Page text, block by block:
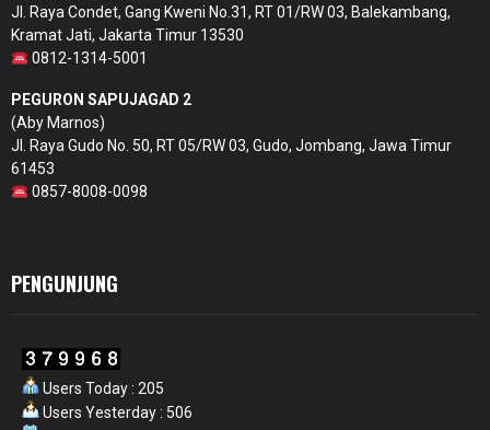
Jl. Raya Condet, Gang Kweni No.31, RT 01/RW 03, Balekambang,
Kramat Jati, Jakarta Timur 13530
0812-1314-5001
PEGURON SAPUJAGAD 2
(Aby Marnos)
Jl. Raya Gudo No. 50, RT 05/RW 03, Gudo, Jombang, Jawa Timur
61453
0857-8008-0098
PENGUNJUNG
Users Today : 205
Users Yesterday : 506